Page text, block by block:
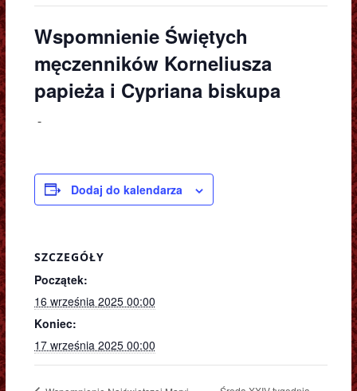
Wspomnienie Świętych
męczenników Korneliusza
papieża i Cypriana biskupa
-
Dodaj do kalendarza
SZCZEGÓŁY
Początek:
16 września 2025 00:00
Koniec:
17 września 2025 00:00